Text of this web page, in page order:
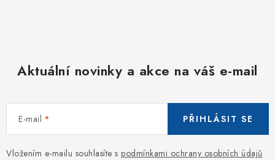
Aktuální novinky a akce na váš e-mail
E-mail
Vložením e-mailu souhlasíte s podmínkami ochrany osobních údajů
PŘIHLÁSIT SE